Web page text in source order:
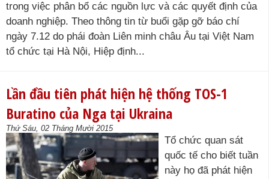
trong việc phân bổ các nguồn lực và các quyết định của
doanh nghiệp. Theo thông tin từ buổi gặp gỡ báo chí
ngày 7.12 do phái đoàn Liên minh châu Âu tại Việt Nam
tổ chức tại Hà Nội, Hiệp định...
Lần đầu tiên phát hiện hệ thống TOS-1
Buratino của Nga tại Ukraina
Thứ Sáu, 02 Tháng Mười 2015
Tổ chức quan sát
quốc tế cho biết tuần
này họ đã phát hiện